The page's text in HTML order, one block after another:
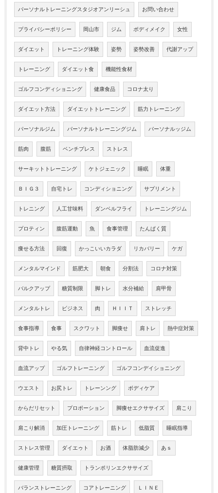
パーソナルトレーニングスタジオアンリーシュ お問い合わせ
プライバシーポリシー 岡山市 ジム ボディメイク 女性
ダイエット トレーニング体験 姿勢 姿勢改善 代謝アップ
トレーニング ダイエット食 機能性食材
ゴルフコンディショニング 健康食品 コロナ太り
ダイエット方法 ダイエットトレーニング 筋力トレーニング
パーソナルジム パーソナルトレーニングジム パーソナルッジム
筋肉 腹筋 ベンチプレス ストレス
サーキットトレーニング ケトジェニック 睡眠 体重
ＢＩＧ３ 自宅トレ コンディショニング サプリメント
トレニング 人工甘味料 ダンベルフライ トレーニングジム
プロティン 腹筋運動 魚 食事管理 たんぱく質
痩せる方法 回復 かっこいいカラダ リカバリー ケガ
メンタルマインド 筋肥大 朝食 分割法 コロナ対策
バルクアップ 糖質制限 脚トレ 水分補給 肩甲骨
メンタルトレ ビジネス 肉 ＨＩＩＴ ストレッチ
食事指導 食事 スクワット 脚痩せ 肩トレ 熱中症対策
背中トレ やる気 自律神経コントロール 血流促進
血流アップ ゴルフトレーニング ゴルフコンデイショニング
ウエスト お尻トレ トレーンング ボディケア
からだリセット プロポーション 脚痩せエクササイズ 肩こり
肩こり解消 加圧トレーニング 筋トレ 低脂質 睡眠指導
ストレス管理 ダイエゥト お酒 体脂肪減少 あｓ
健康管理 糖質摂取 トランポリンエクササイズ
バランストレーニング コアトレーニング ＬＩＮＥ